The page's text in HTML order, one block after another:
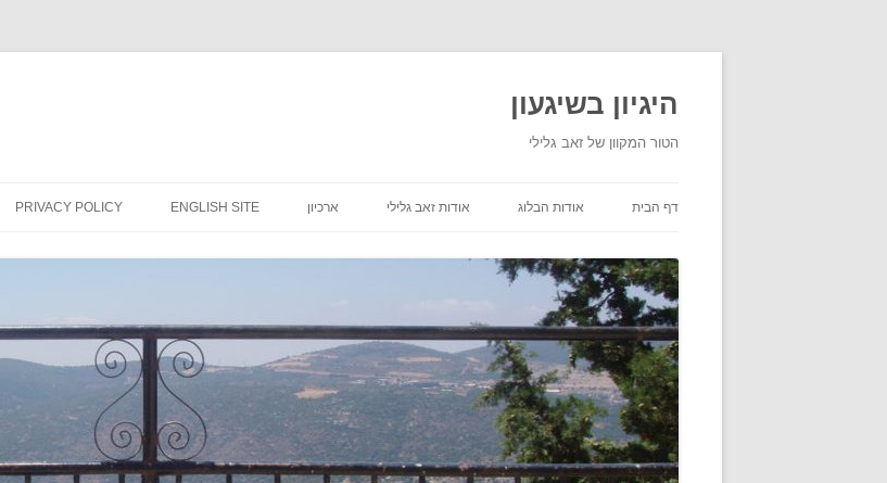
היגיון בשיגעון
הטור המקוון של זאב גלילי
דף הבית אודות הבלוג אודות זאב גלילי ארכיון ENGLISH SITE
PRIVACY POLICY